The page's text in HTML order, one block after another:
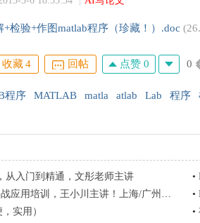
+检验+作图matlab程序（珍藏！）.doc
收藏4 回帖 点赞 0 0
程序 MATLAB matla atlab Lab 程序
从入门到精通，文彤老师主讲 •
用培训，王小川主讲！上海/广州开课！ •
实用） •